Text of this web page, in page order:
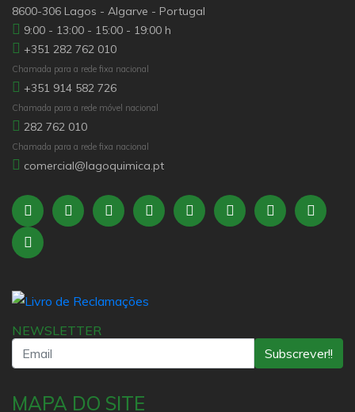
8600-306 Lagos - Algarve - Portugal
9:00 - 13:00 - 15:00 - 19:00 h
+351 282 762 010
Chamada para a rede fixa nacional
+351 914 582 726
Chamada para a rede móvel nacional
282 762 010
Chamada para a rede fixa nacional
comercial@lagoquimica.pt
NEWSLETTER
Subscrever!!
MAPA DO SITE